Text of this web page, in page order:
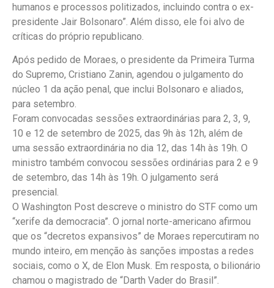
humanos e processos politizados, incluindo contra o ex-
presidente Jair Bolsonaro”. Além disso, ele foi alvo de
críticas do próprio republicano.
Após pedido de Moraes, o presidente da Primeira Turma
do Supremo, Cristiano Zanin, agendou o julgamento do
núcleo 1 da ação penal, que inclui Bolsonaro e aliados,
para setembro.
Foram convocadas sessões extraordinárias para 2, 3, 9,
10 e 12 de setembro de 2025, das 9h às 12h, além de
uma sessão extraordinária no dia 12, das 14h às 19h. O
ministro também convocou sessões ordinárias para 2 e 9
de setembro, das 14h às 19h. O julgamento será
presencial.
O Washington Post descreve o ministro do STF como um
“xerife da democracia”. O jornal norte-americano afirmou
que os “decretos expansivos” de Moraes repercutiram no
mundo inteiro, em menção às sanções impostas a redes
sociais, como o X, de Elon Musk. Em resposta, o bilionário
chamou o magistrado de “Darth Vader do Brasil”.